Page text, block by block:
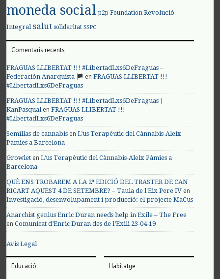
moneda social p2p Foundation Revolució
Integral salut solidaritat SSPC
Comentaris recents
FRAGUAS LLIBERTAT !!! #LibertadLxs6DeFraguas –
Federación Anarquista
enFRAGUAS LLIBERTAT !!!
#LibertadLxs6DeFraguas
FRAGUAS LLIBERTAT !!! #LibertadLxs6DeFraguas |
KanPasqualenFRAGUAS LLIBERTAT !!!
#LibertadLxs6DeFraguas
Semillas de cannabis enL’us Terapèutic del Cànnabis-Aleix
Pàmies a Barcelona
Growlet enL’us Terapèutic del Cànnabis-Aleix Pàmies a
Barcelona
QUÈ ENS TROBAREM A LA 2ª EDICIÓ DEL TRASTER DE CAN
RICART AQUEST 4 DE SETEMBRE? – Taula de l'Eix Pere IV en
Investigació, desenvolupament i producció: el projecte MaCus
Anarchist genius Enric Duran needs help in Exile – The Free
enComunicat d’Enric Duran des de l’Exili 23-04-19
Avis Legal
Educació Habitatge